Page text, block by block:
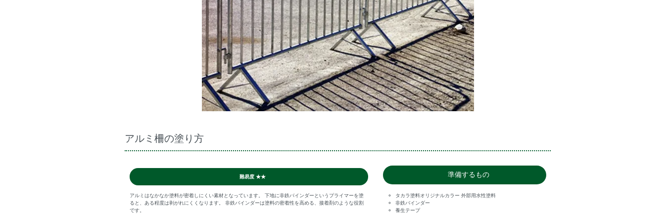
アルミ柵の塗り方
難易度 ★★
アルミはなかなか塗料が密着しにくい素材となっています。 下地に非鉄バインダーというプライマーを塗
ると、ある程度は剥がれにくくなります。 非鉄バインダーは塗料の密着性を高める、接着剤のような役割
です。
準備するもの
タカラ塗料オリジナルカラー 外部用水性塗料
非鉄バインダー
養生テープ